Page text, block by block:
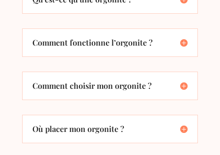
Comment fonctionne l’orgonite ?
Comment choisir mon orgonite ?
Où placer mon orgonite ?